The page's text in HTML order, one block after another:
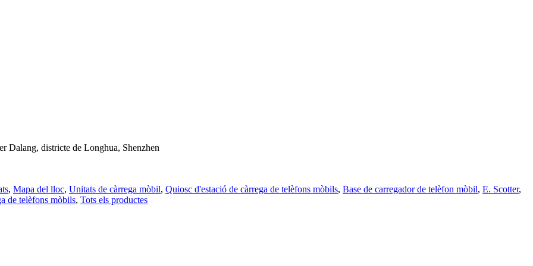
Dalang, districte de Longhua, Shenzhen
, Mapa del lloc, Unitats de càrrega mòbil, Quiosc d'estació de càrrega de telèfons mòbils, Base de carregador de telèfon mòbil, E. Scotter,
de telèfons mòbils, Tots els productes